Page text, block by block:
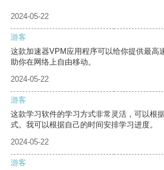
2024-05-22
游客
这款加速器VPM应用程序可以给你提供最高
助你在网络上自由移动。
2024-05-22
游客
这款学习软件的学习方式非常灵活，可以根
式。我可以根据自己的时间安排学习进度。
2024-05-22
游客